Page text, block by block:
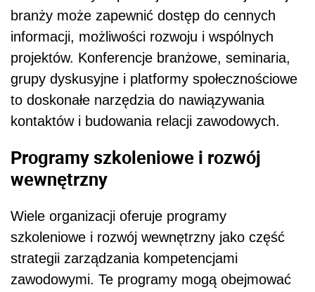
branży może zapewnić dostęp do cennych
informacji, możliwości rozwoju i wspólnych
projektów. Konferencje branżowe, seminaria,
grupy dyskusyjne i platformy społecznościowe
to doskonałe narzędzia do nawiązywania
kontaktów i budowania relacji zawodowych.
Programy szkoleniowe i rozwój
wewnętrzny
Wiele organizacji oferuje programy
szkoleniowe i rozwój wewnętrzny jako część
strategii zarządzania kompetencjami
zawodowymi. Te programy mogą obejmować